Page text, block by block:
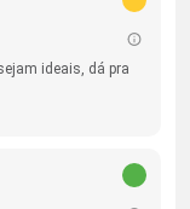
ideais, dá pra